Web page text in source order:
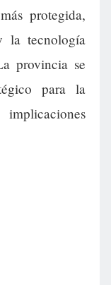
protegida,
la tecnología
provincia se
para la